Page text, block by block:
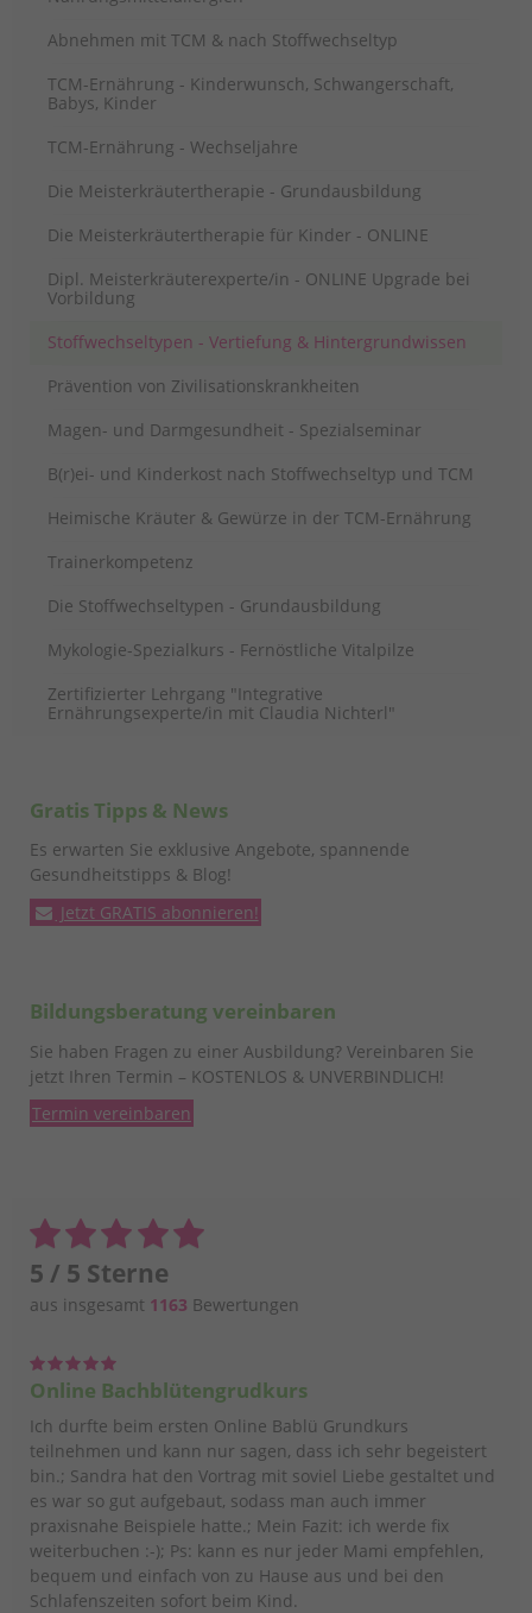
Abnehmen mit TCM & nach Stoffwechseltyp
TCM-Ernährung - Kinderwunsch, Schwangerschaft,
Babys, Kinder
TCM-Ernährung - Wechseljahre
Die Meisterkräutertherapie - Grundausbildung
Die Meisterkräutertherapie für Kinder - ONLINE
Dipl. Meisterkräuterexperte/in - ONLINE Upgrade bei
Vorbildung
Stoffwechseltypen - Vertiefung & Hintergrundwissen
Prävention von Zivilisationskrankheiten
Magen- und Darmgesundheit - Spezialseminar
B(r)ei- und Kinderkost nach Stoffwechseltyp und TCM
Heimische Kräuter & Gewürze in der TCM-Ernährung
Trainerkompetenz
Die Stoffwechseltypen - Grundausbildung
Mykologie-Spezialkurs - Fernöstliche Vitalpilze
Zertifizierter Lehrgang "Integrative
Ernährungsexperte/in mit Claudia Nichterl"
Gratis Tipps & News
Es erwarten Sie exklusive Angebote, spannende
Gesundheitstipps & Blog!
Jetzt GRATIS abonnieren!
Bildungsberatung vereinbaren
Sie haben Fragen zu einer Ausbildung? Vereinbaren Sie
jetzt Ihren Termin – KOSTENLOS & UNVERBINDLICH!
Termin vereinbaren
5 / 5 Sterne
aus insgesamt 1163 Bewertungen
Online Bachblütengrudkurs
Ich durfte beim ersten Online Bablü Grundkurs
teilnehmen und kann nur sagen, dass ich sehr begeistert
bin.; Sandra hat den Vortrag mit soviel Liebe gestaltet und
es war so gut aufgebaut, sodass man auch immer
praxisnahe Beispiele hatte.; Mein Fazit: ich werde fix
weiterbuchen :-); Ps: kann es nur jeder Mami empfehlen,
bequem und einfach von zu Hause aus und bei den
Schlafenszeiten sofort beim Kind.